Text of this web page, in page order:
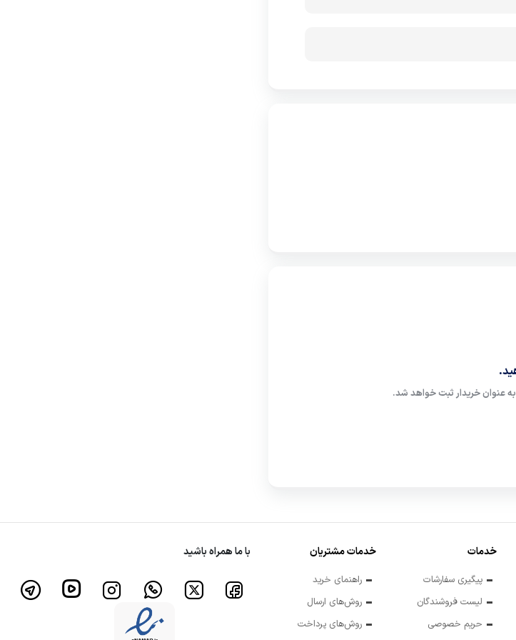
به عنوان خریدار ثبت خواهد شد.
خدمات
پیگیری سفارشات
لیست فروشندگان
حریم خصوصی
خدمات مشتریان
راهنمای خرید
روش‌های ارسال
روش‌های پرداخت
با ما همراه باشید